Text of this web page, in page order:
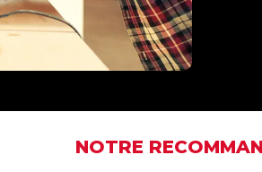
NOTRE